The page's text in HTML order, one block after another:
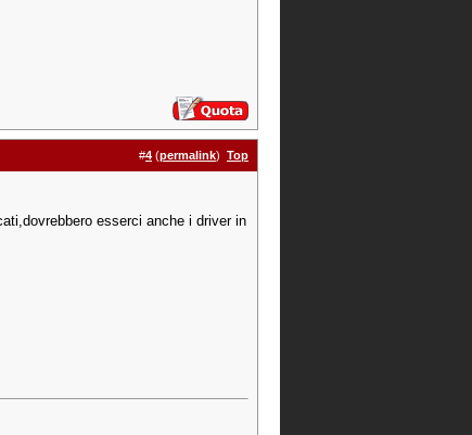
#4 (permalink) Top
esserci anche i driver in